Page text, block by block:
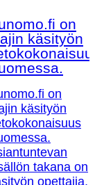
on
käsityön
on
käsityön
takana on
opettajia,